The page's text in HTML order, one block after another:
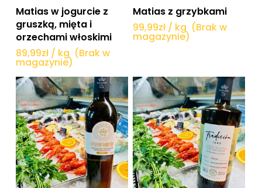
Dowiedz się więcej
Matias w jogurcie z
gruszką, mięta i
orzechami włoskimi
89,99zł / kg (Brak w
magazynie)
Dowiedz się więcej
Matias z grzybkami
99,99zł / kg (Brak w
magazynie)